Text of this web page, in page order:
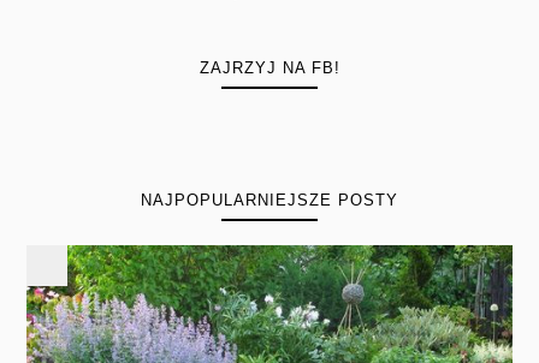
ZAJRZYJ NA FB!
NAJPOPULARNIEJSZE POSTY